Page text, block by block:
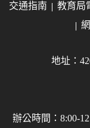
交通指南 教育局
地址：
辦公時間：8:00-